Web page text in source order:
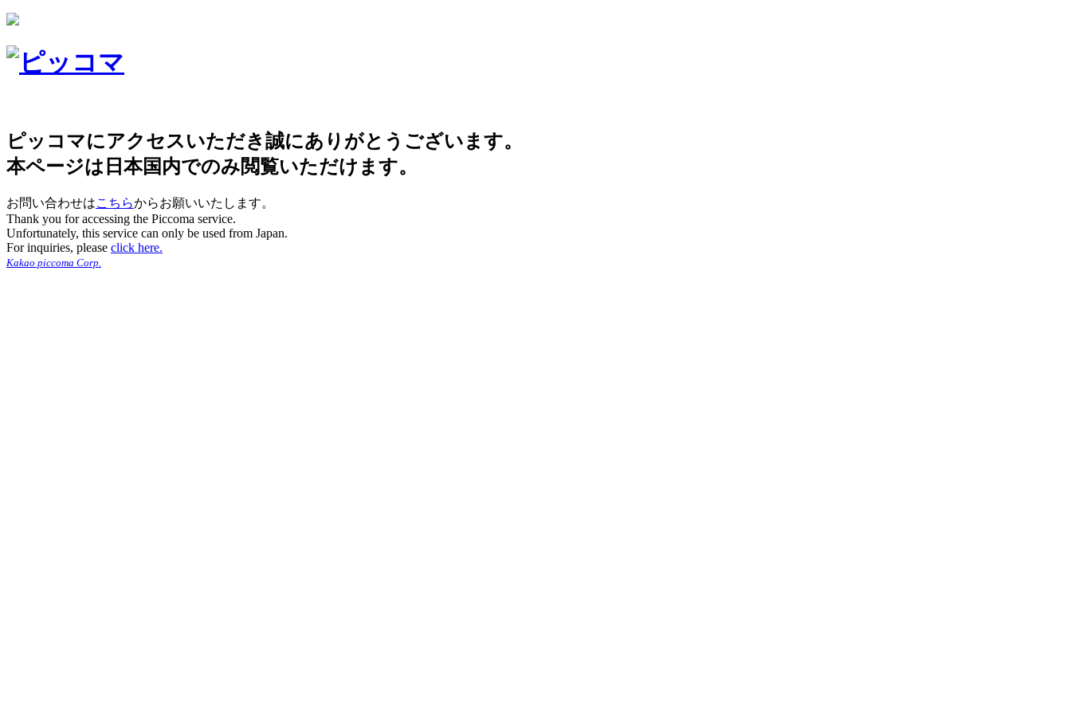
ピッコマにアクセスいただき誠にありがとうございます。
本ページは日本国内でのみ閲覧いただけます。
お問い合わせはこちらからお願いいたします。
Thank you for accessing the Piccoma service.
Unfortunately, this service can only be used from Japan.
For inquiries, please click here.
Kakao piccoma Corp.